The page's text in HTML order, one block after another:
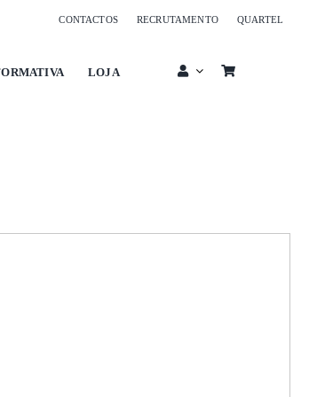
CONTACTOS RECRUTAMENTO QUARTEL
LOJA